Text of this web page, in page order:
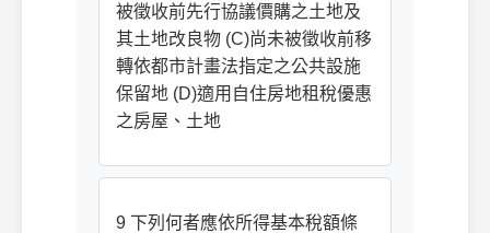
被徵收前先行協議價購之土地及
其土地改良物 (C)尚未被徵收前移
轉依都市計畫法指定之公共設施
保留地 (D)適用自住房地租稅優惠
之房屋、土地
9 下列何者應依所得基本稅額條